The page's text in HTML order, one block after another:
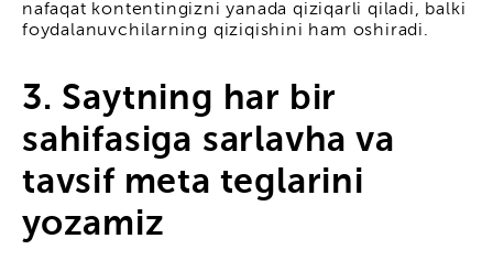
nafaqat kontentingizni yanada qiziqarli qiladi, balki
foydalanuvchilarning qiziqishini ham oshiradi.
3. Saytning har bir
sahifasiga sarlavha va
tavsif meta teglarini
yozamiz